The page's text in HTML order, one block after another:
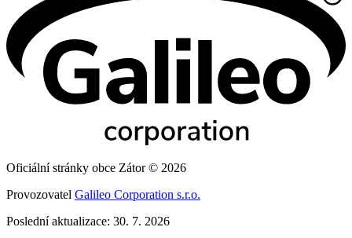
Oficiální stránky obce Zátor © 2026
Provozovatel Galileo Corporation s.r.o.
Poslední aktualizace: 30. 7. 2026